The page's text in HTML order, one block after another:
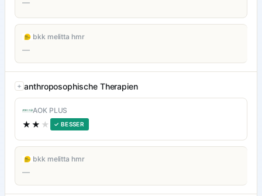
—
bkk melitta hmr
—
anthroposophische Therapien
AOK PLUS
★★ ★ ✓ BESSER
bkk melitta hmr
—